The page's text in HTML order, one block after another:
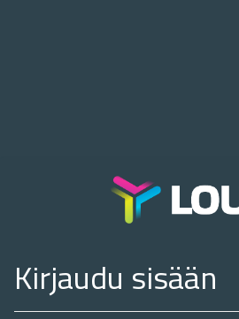
Kirjaudu sisään